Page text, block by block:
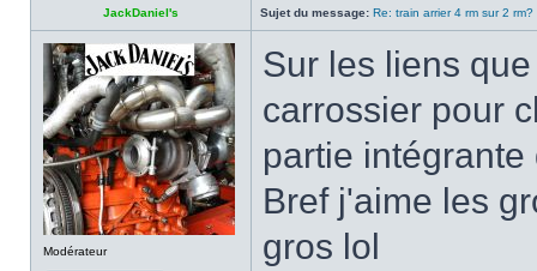
JackDaniel's Sujet du message: Re: train arrier 4 rm sur 2 rm?
Modérateur
Sur les liens
carrossier pour
partie
Bref j'aime les
gros lol